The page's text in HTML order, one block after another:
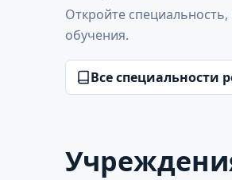
Откройте
обучения.
Все специальности